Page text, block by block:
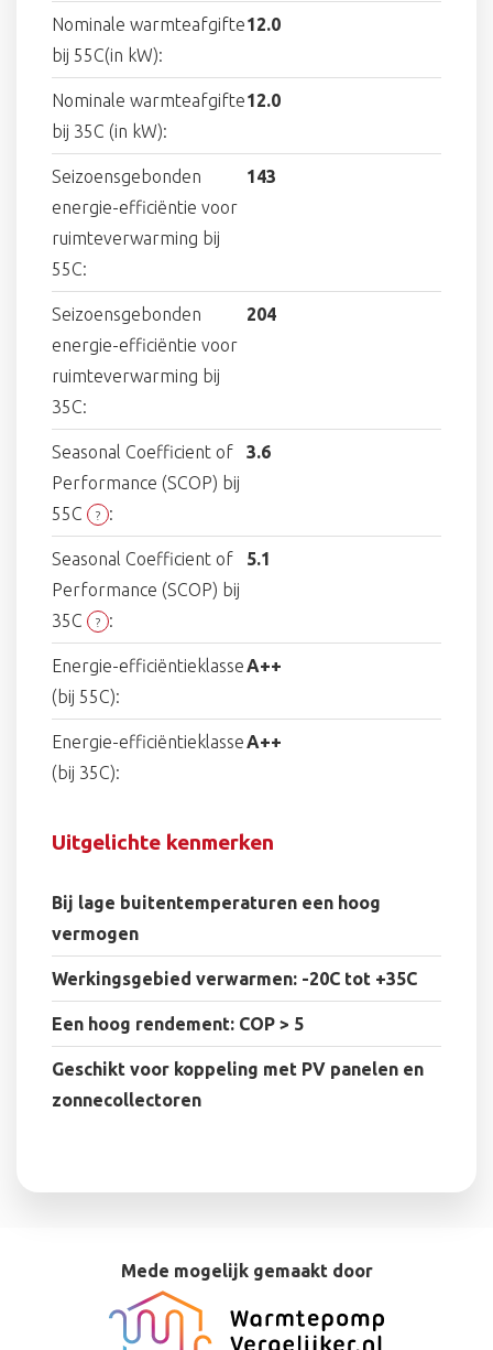
Nominale warmteafgifte
bij 55C(in kW):
12.0
Nominale warmteafgifte
bij 35C (in kW):
12.0
Seizoensgebonden
energie-efficiëntie voor
ruimteverwarming bij
55C:
143
Seizoensgebonden
energie-efficiëntie voor
ruimteverwarming bij
35C:
204
Seasonal Coefficient of
Performance (SCOP) bij
55C
? :
3.6
Seasonal Coefficient of
Performance (SCOP) bij
35C
? :
5.1
Energie-efficiëntieklasse
(bij 55C):
A++
Energie-efficiëntieklasse
(bij 35C):
A++
Uitgelichte kenmerken
Bij lage buitentemperaturen een hoog
vermogen
Werkingsgebied verwarmen: -20C tot +35C
Een hoog rendement: COP > 5
Geschikt voor koppeling met PV panelen en
zonnecollectoren
Mede mogelijk gemaakt door